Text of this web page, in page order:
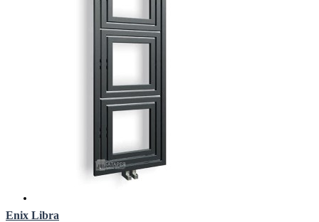
Радиаторные комплекты
Термоголовки
Фитинги
Доставка и Оплата
Enix Libra